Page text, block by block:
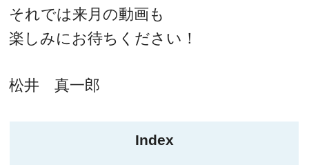
それでは来月の動画も
楽しみにお待ちください！
松井 真一郎
Index